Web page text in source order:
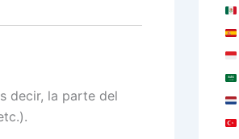
decir, la parte del